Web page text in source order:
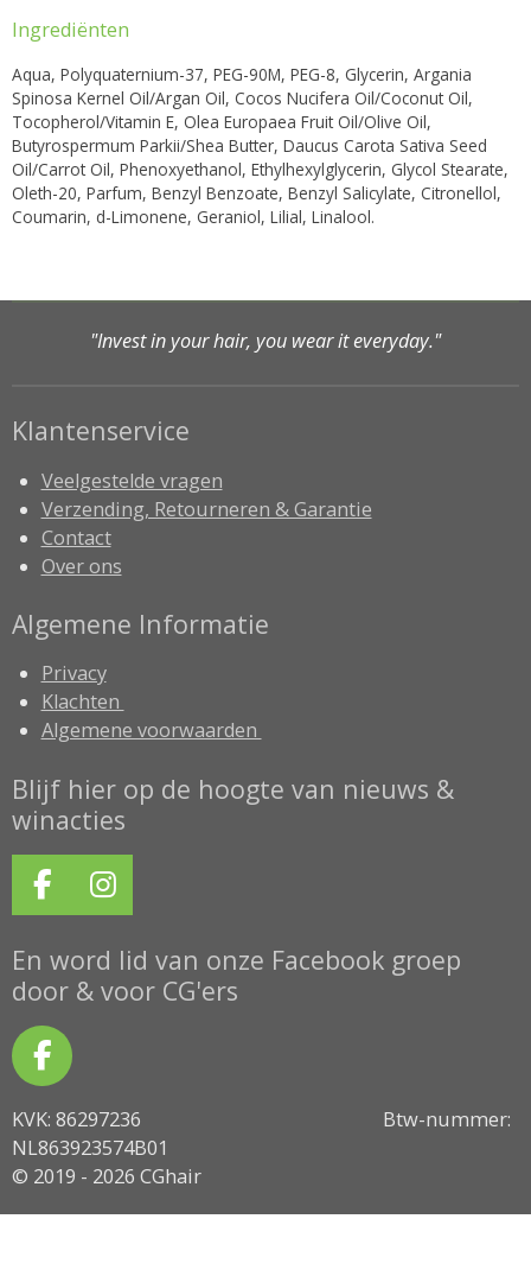
Ingrediënten
Aqua, Polyquaternium-37, PEG-90M, PEG-8, Glycerin, Argania
Spinosa Kernel Oil/Argan Oil, Cocos Nucifera Oil/Coconut Oil,
Tocopherol/Vitamin E, Olea Europaea Fruit Oil/Olive Oil,
Butyrospermum Parkii/Shea Butter, Daucus Carota Sativa Seed
Oil/Carrot Oil, Phenoxyethanol, Ethylhexylglycerin, Glycol Stearate,
Oleth-20, Parfum, Benzyl Benzoate, Benzyl Salicylate, Citronellol,
Coumarin, d-Limonene, Geraniol, Lilial, Linalool.
"Invest in your hair, you wear it everyday."
Klantenservice
Veelgestelde vragen
Verzending, Retourneren & Garantie
Contact
Over ons
Algemene Informatie
Privacy
Klachten
Algemene voorwaarden
Blijf hier op de hoogte van nieuws &
winacties
F
a
c
e
b
o
o
k
I
n
s
t
a
m
En word lid van onze Facebook groep
door & voor CG'ers
F
a
c
e
b
o
KVK: 86297236 Btw-nummer:
NL863923574B01
© 2019 - 2026 CGhair